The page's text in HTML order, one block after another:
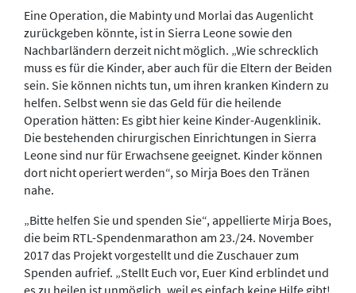
Eine Operation, die Mabinty und Morlai das Augenlicht
zurückgeben könnte, ist in Sierra Leone sowie den
Nachbarländern derzeit nicht möglich. „Wie schrecklich
muss es für die Kinder, aber auch für die Eltern der Beiden
sein. Sie können nichts tun, um ihren kranken Kindern zu
helfen. Selbst wenn sie das Geld für die heilende
Operation hätten: Es gibt hier keine Kinder-Augenklinik.
Die bestehenden chirurgischen Einrichtungen in Sierra
Leone sind nur für Erwachsene geeignet. Kinder können
dort nicht operiert werden“, so Mirja Boes den Tränen
nahe.
„Bitte helfen Sie und spenden Sie“, appellierte Mirja Boes,
die beim RTL-Spendenmarathon am 23./24. November
2017 das Projekt vorgestellt und die Zuschauer zum
Spenden aufrief. „Stellt Euch vor, Euer Kind erblindet und
es zu heilen ist unmöglich, weil es einfach keine Hilfe gibt!